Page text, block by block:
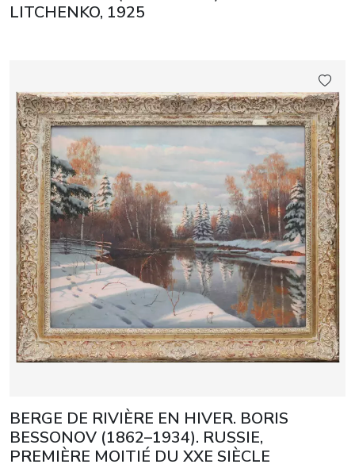
LITCHENKO, 1925
BERGE DE RIVIÈRE EN HIVER. BORIS
BESSONOV (1862–1934). RUSSIE,
PREMIÈRE MOITIÉ DU XXE SIÈCLE